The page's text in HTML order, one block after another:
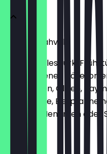
Serpme Kahvaltı
Traditionelles türk.
verschiedenen
Salatgurken, Oliven,
Schwarztee, Eierpfanne
Sucuk, Ei, Menemen
€ 29,90